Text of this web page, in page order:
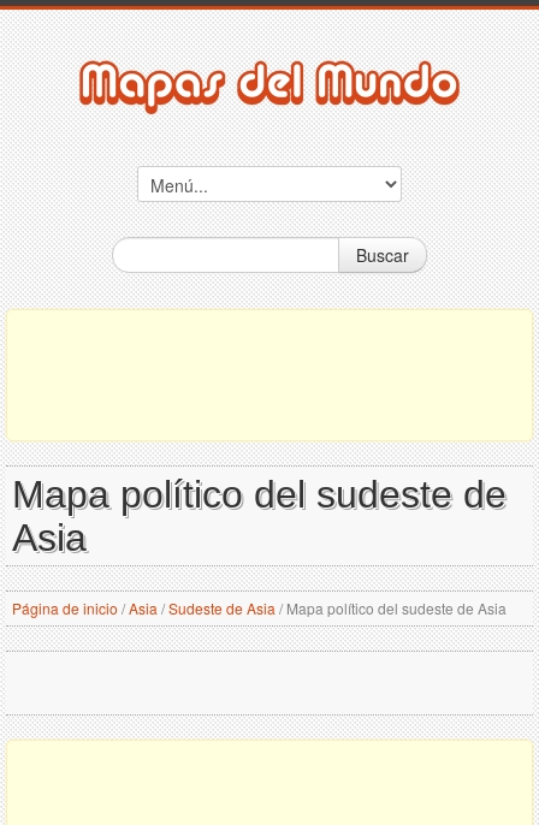
Buscar
Mapa político del sudeste de
Asia
Página de inicio /Asia /Sudeste de Asia /Mapa político del sudeste de Asia